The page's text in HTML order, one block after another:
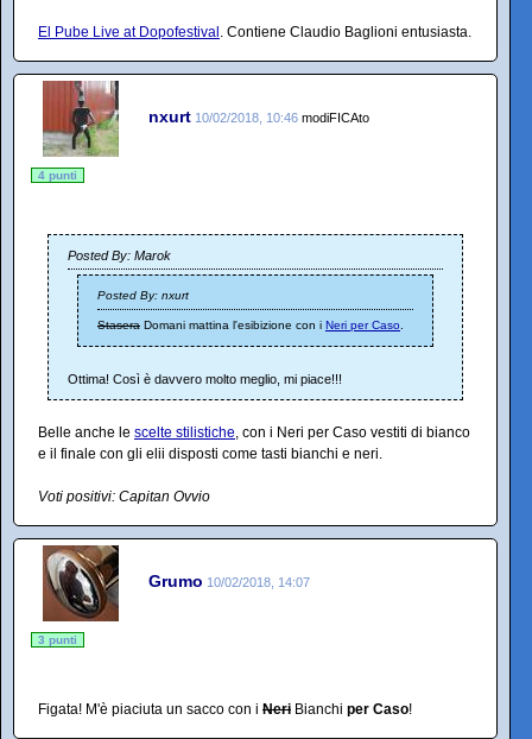
El Pube Live at Dopofestival . Contiene Claudio Baglioni entusiasta.
nxurt 10/02/2018, 10:46 modiFICAto
4 punti
Posted By: Marok
Posted By: nxurt
Stasera Domani mattina l'esibizione con i Neri per Caso
Ottima! Così è davvero molto meglio, mi piace!!!
Belle anche le scelte stilistiche, con i Neri per Caso vestiti di bianco
e il finale con gli elii disposti come tasti bianchi e neri.
Voti positivi: Capitan Ovvio
Grumo 10/02/2018, 14:07
3 punti
Figata! M'è piaciuta un sacco con i Neri Bianchi per Caso!